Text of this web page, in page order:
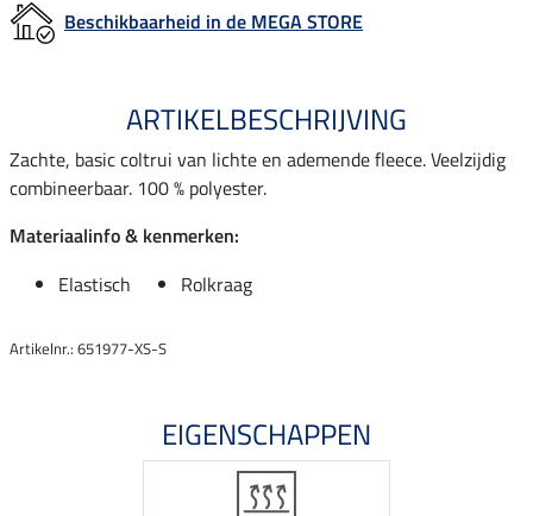
Beschikbaarheid in de MEGA STORE
ARTIKELBESCHRIJVING
Zachte, basic coltrui van lichte en ademende fleece. Veelzijdig
combineerbaar. 100 % polyester.
Materiaalinfo & kenmerken:
Elastisch
Rolkraag
Artikelnr.: 651977-XS-S
EIGENSCHAPPEN